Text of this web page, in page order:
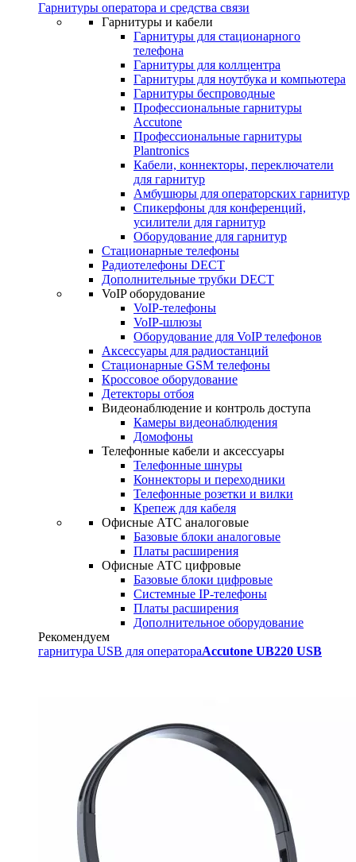
Гарнитуры оператора и средства связи
Гарнитуры и кабели
Гарнитуры для стационарного
телефона
Гарнитуры для коллцентра
Гарнитуры для ноутбука и компьютера
Гарнитуры беспроводные
Профессиональные гарнитуры
Accutone
Профессиональные гарнитуры
Plantronics
Кабели, коннекторы, переключатели
для гарнитур
Амбушюры для операторских гарнитур
Cпикерфоны для конференций,
усилители для гарнитур
Оборудование для гарнитур
Стационарные телефоны
Радиотелефоны DECT
Дополнительные трубки DECT
VoIP оборудование
VoIP-телефоны
VoIP-шлюзы
Оборудование для VoIP телефонов
Аксессуары для радиостанций
Стационарные GSM телефоны
Кроссовое оборудование
Детекторы отбоя
Видеонаблюдение и контроль доступа
Камеры видеонаблюдения
Домофоны
Телефонные кабели и аксессуары
Телефонные шнуры
Коннекторы и переходники
Телефонные розетки и вилки
Крепеж для кабеля
Офисные АТС аналоговые
Базовые блоки аналоговые
Платы расширения
Офисные АТС цифровые
Базовые блоки цифровые
Системные IP-телефоны
Платы расширения
Дополнительное оборудование
Рекомендуем
гарнитура USB для оператораAccutone UB220 USB